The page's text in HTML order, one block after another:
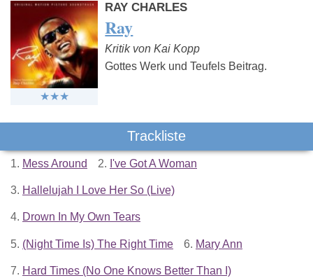
RAY CHARLES
Ray
Kritik von Kai Kopp
Gottes Werk und Teufels Beitrag.
Trackliste
1. Mess Around 2. I've Got A Woman
3. Hallelujah I Love Her So (Live)
4. Drown In My Own Tears
5. (Night Time Is) The Right Time 6. Mary Ann
7. Hard Times (No One Knows Better Than I)